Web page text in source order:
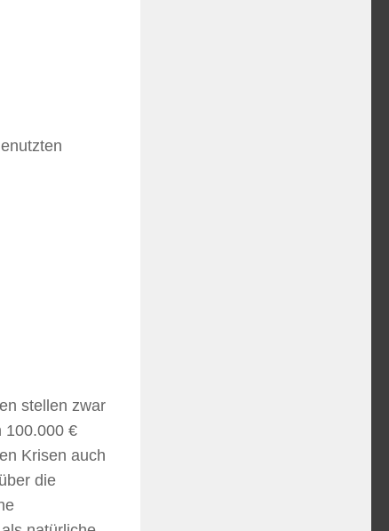
stellen zwar
100.000 €
Krisen auch
die